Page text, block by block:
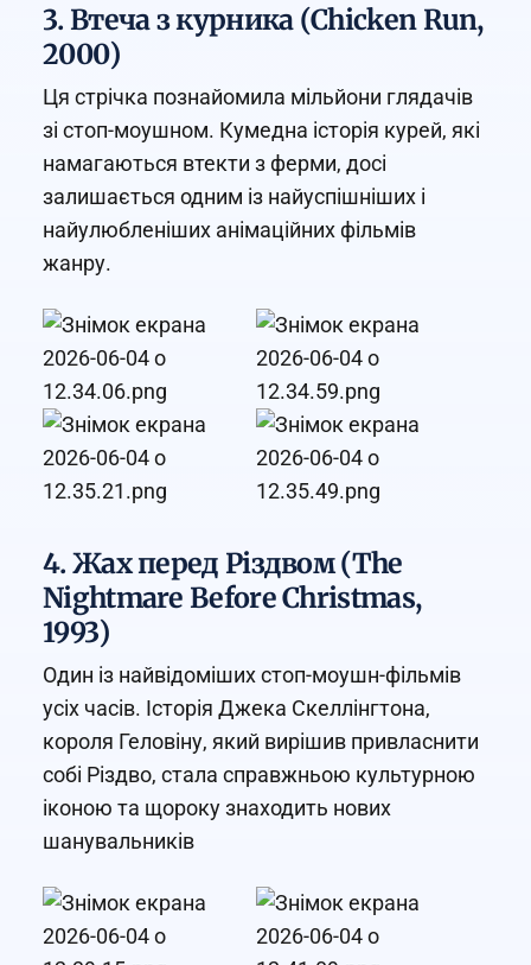
3. Втеча з курника (Chicken Run,
2000)
Ця стрічка познайомила мільйони глядачів
зі стоп-моушном. Кумедна історія курей, які
намагаються втекти з ферми, досі
залишається одним із найуспішніших і
найулюбленіших анімаційних фільмів
жанру.
4. Жах перед Різдвом (The
Nightmare Before Christmas,
1993)
Один із найвідоміших стоп-моушн-фільмів
усіх часів. Історія Джека Скеллінгтона,
короля Геловіну, який вирішив привласнити
собі Різдво, стала справжньою культурною
іконою та щороку знаходить нових
шанувальників